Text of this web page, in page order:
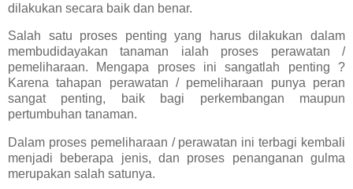
dilakukan secara baik dan benar.
Salah satu proses penting yang harus dilakukan dalam
membudidayakan tanaman ialah proses perawatan /
pemeliharaan. Mengapa proses ini sangatlah penting ?
Karena tahapan perawatan / pemeliharaan punya peran
sangat penting, baik bagi perkembangan maupun
pertumbuhan tanaman.
Dalam proses pemeliharaan / perawatan ini terbagi kembali
menjadi beberapa jenis, dan proses penanganan gulma
merupakan salah satunya.